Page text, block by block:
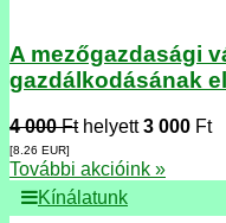
A mezőgazdasági
gazdálkodásának
4 000 Fthelyett3 000 Ft
[8.26 EUR]
További akcióink »
Kínálatunk